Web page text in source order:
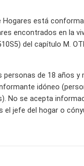
Hogares está
encontrados en la
del capítulo M.
de 18 años
idóneo
No se acepta
el jefe del hogar o